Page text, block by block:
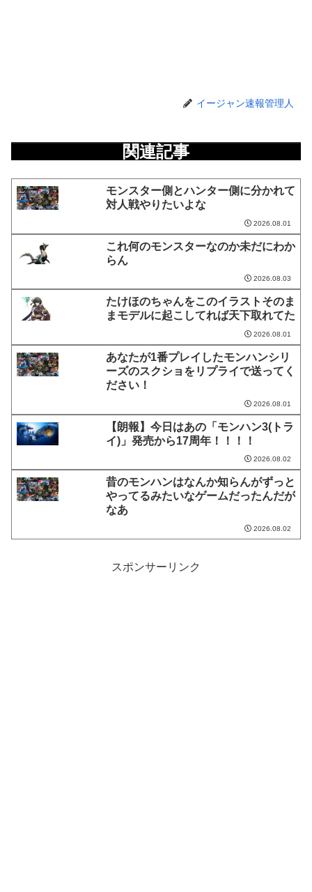
イージャン速報管理人
関連記事
モンスター側とハンター側に分かれて
対人戦やりたいよな
2026.08.01
これ何のモンスターなのか未だにわか
らん
2026.08.03
たけほのちゃんをこのイラストそのま
まモデルに起こしてれば天下取れてた
2026.08.01
あなたが1番プレイしたモンハンシリ
ーズのスクショをリプライで送ってく
ださい！
2026.08.01
【朗報】今日はあの「モンハン3(トラ
イ)」発売から17周年！！！！
2026.08.02
昔のモンハンはなんか知らんがずっと
やってるみたいなゲームだったんだが
なあ
2026.08.02
スポンサーリンク